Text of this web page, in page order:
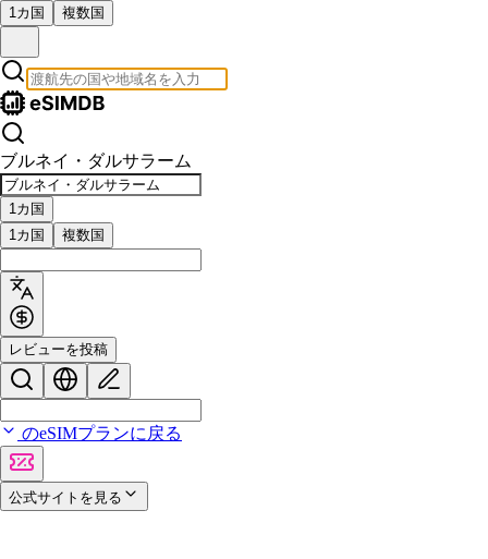
1カ国 複数国
ブルネイ・ダルサラーム
1カ国
1カ国
複数国
レビューを投稿
のeSIMプランに戻る
公式サイトを見る